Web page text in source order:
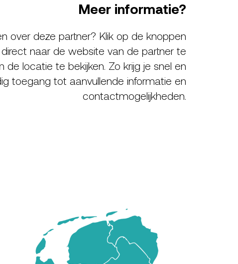
Meer informatie?
over deze partner? Klik op de knoppen
naar de website van de partner te
de locatie te bekijken. Zo krijg je snel en
toegang tot aanvullende informatie en
contactmogelijkheden.